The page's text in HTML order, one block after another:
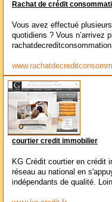
Rachat de crédit
Vous avez effectué
quotidiens ? Vous n’arrivez
courtier credit immobilier
KG Crédit courtier en crédit
réseau au national en
indépendants de qualité.